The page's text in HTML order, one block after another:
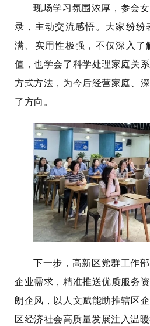
现场学习氛围浓厚，参会
录，主动交流感悟。大家纷纷
满、实用性极强，不仅深入了
值，也学会了科学处理家庭关
方式方法，为今后经营家庭、
了方向。
下一步，高新区党群工作
企业需求，精准推送优质服务
朗企风，以人文赋能助推辖区
区经济社会高质量发展注入温暖